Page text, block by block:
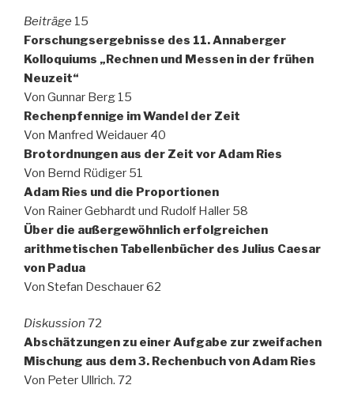
Beiträge 15
Forschungsergebnisse des 11. Annaberger
Kolloquiums „Rechnen und Messen in der frühen
Neuzeit“
Von Gunnar Berg 15
Rechenpfennige im Wandel der Zeit
Von Manfred Weidauer 40
Brotordnungen aus der Zeit vor Adam Ries
Von Bernd Rüdiger 51
Adam Ries und die Proportionen
Von Rainer Gebhardt und Rudolf Haller 58
Über die außergewöhnlich erfolgreichen
arithmetischen Tabellenbücher des Julius Caesar
von Padua
Von Stefan Deschauer 62
Diskussion 72
Abschätzungen zu einer Aufgabe zur zweifachen
Mischung aus dem 3. Rechenbuch von Adam Ries
Von Peter Ullrich. 72